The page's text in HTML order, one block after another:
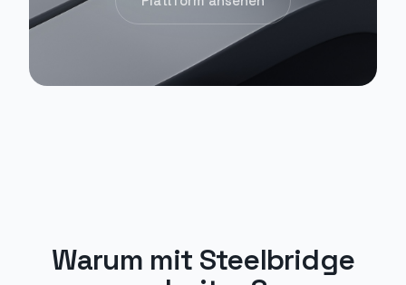
Warum mit Steelbridge